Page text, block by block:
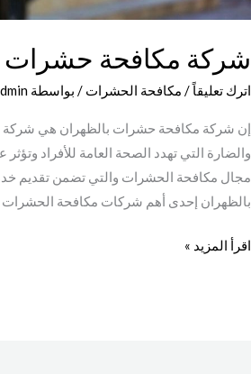
شركة مكافحة حشرات
اترك تعليقاً/ مكافحة الحشرات / بواسطة
إن شركة مكافحة حشرات بالظهران هي
والضارة التي تهدد الصحة العامة للأفراد
مجال مكافحة الحشرات والتي تضمن تقديم
بالظهران إحدى أهم شركات مكافحة
اقرأ المزيد »